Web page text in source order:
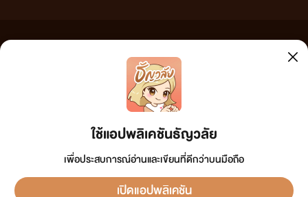
ใช้แอปพลิเคชันธัญวลัย
เพื่อประสบการณ์อ่านและเขียนที่ดีกว่าบนมือถือ
เปิดแอปพลิเคชัน
เว็บไซต์แห่งนี้ไม่ได้เห็นด้วยและไม่ขอรับผิดชอบต่อข้อความใดๆ ทั้งสิ้น ดังนั้นผู้อ่านทุกท่านโปรดใช้
วิจารณญาณในการกลั่นกรองด้วยตนเอง และหากท่านพบข้อความใดๆ ที่ขัดต่อกฎหมายและศีลธรรม
กรุณาแจ้งมาที่ tunwalai@ookbee.com เพื่อทีมงานจะได้ดำเนินการในทันที ทั้งนี้ ทางเว็บไซต์ขอสงวน
ลิขสิทธิ์ตามพระราชบัญญัติลิขสิทธิ์ (ฉบับเพิ่มเติม) พ.ศ.2558